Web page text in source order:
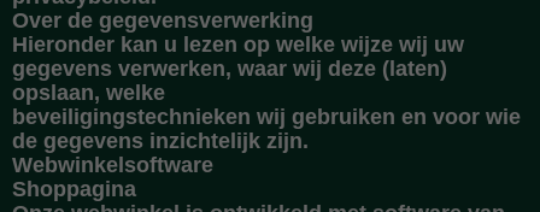
Over de gegevensverwerking
Hieronder kan u lezen op welke wijze wij uw
gegevens verwerken, waar wij deze (laten)
opslaan, welke
beveiligingstechnieken wij gebruiken en voor wie
de gegevens inzichtelijk zijn.
Webwinkelsoftware
Shoppagina